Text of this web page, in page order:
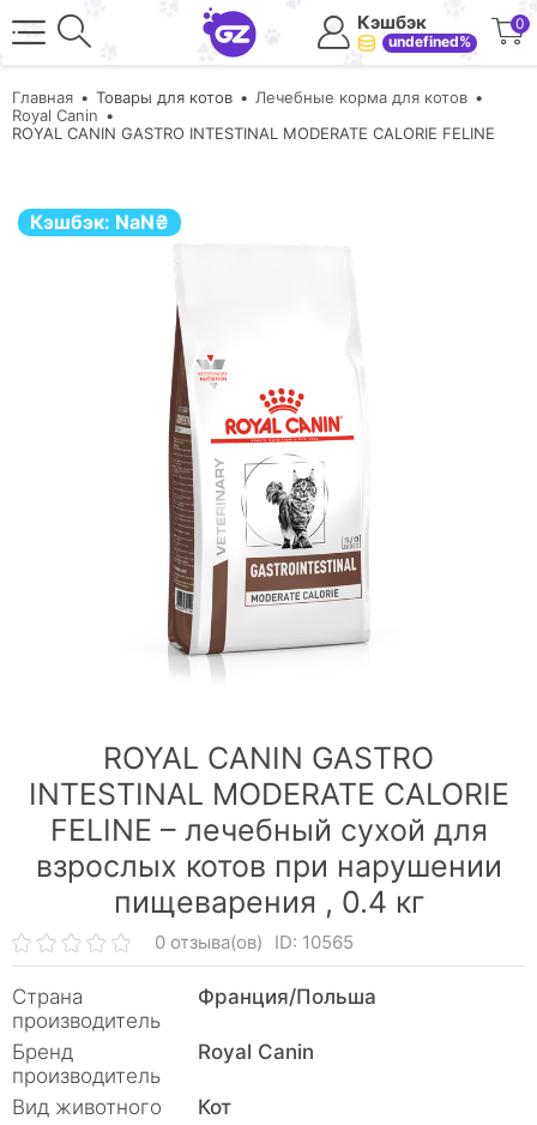
Кэшбэк
undefined%
0
Главная Товары для котов
Лечебные корма для котов
Royal Canin
ROYAL CANIN GASTRO INTESTINAL MODERATE CALORIE FELINE
Кэшбэк: NaN₴
ROYAL CANIN GASTRO
INTESTINAL MODERATE CALORIE
FELINE – лечебный сухой для
взрослых котов при нарушении
пищеварения , 0.4 кг
0 отзыва(ов) ID: 10565
Страна
производитель
Франция/Польша
Бренд
производитель
Royal Canin
Вид животного
Кот